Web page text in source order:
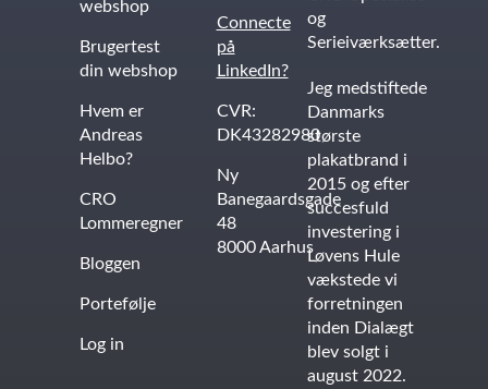
webshop
Brugertest
din webshop
Hvem er
Andreas
Helbo?
CRO
Lommeregner
Bloggen
Portefølje
Log in
og
Serieiværksætter.
Jeg medstiftede
Danmarks
største
plakatbrand i
2015 og efter
succesfuld
investering i
Løvens Hule
vækstede vi
forretningen
inden Dialægt
blev solgt i
august 2022.
Connecte
på
LinkedIn?
CVR:
DK43282980
Ny
Banegaardsgade
48
8000 Aarhus